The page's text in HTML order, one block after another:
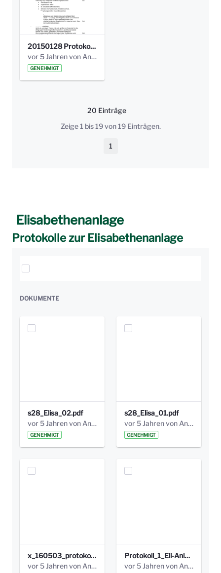
20150128 Protokoll Bismarckplatz_Jugend_01.pdf
vor 5 Jahren von Anni Schlumberger
GENEHMIGT
20 Einträge
Pro Seite
Zeige 1 bis 19 von 19 Einträgen.
Seite
1
Elisabethenanlage
Protokolle zur Elisabethenanlage
Elemente auswählen
DOKUMENTE
s28_Elisa_02.pdf
vor 5 Jahren von Anni Schlumberger
GENEHMIGT
s28_Elisa_01.pdf
vor 5 Jahren von Anni Schlumberger
GENEHMIGT
x_160503_protokoll_infoabend.pdf
vor 5 Jahren von Anni Schlumberger
Protokoll_1_Eli-Anlage_final.pdf
vor 5 Jahren von Anni Schlumberger